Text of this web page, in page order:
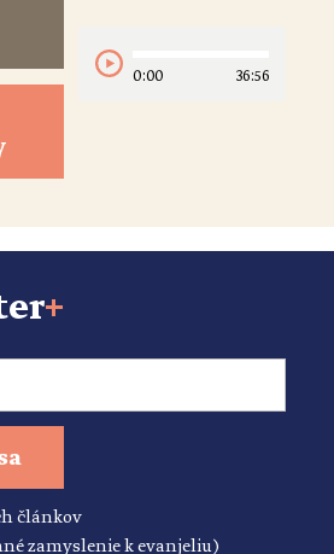
0:00 36:56
+
článkov
zamyslenie k evanjeliu)